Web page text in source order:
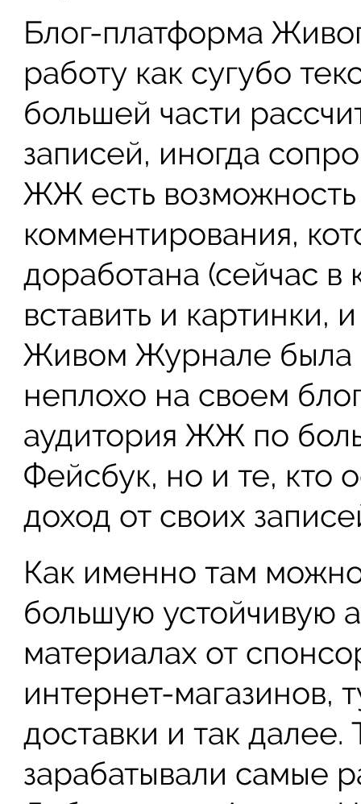
Блог-платформа
работу как сугубо
большей части
записей, иногда
ЖЖ есть возможность
комментирования,
доработана (сейчас
вставить и картинки,
Живом Журнале была
неплохо на своем
аудитория ЖЖ по
Фейсбук, но и те, кто
доход от своих
Как именно там
большую устойчивую
материалах от
интернет-магазинов,
доставки и так
зарабатывали самые